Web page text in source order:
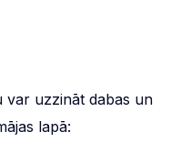
var uzzināt dabas un
lapā: